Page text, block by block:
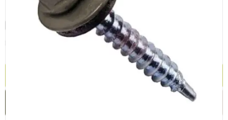
Безкоштовна доставка! Від 15000 грн єВідновлення
12.5 грн
Выгодно